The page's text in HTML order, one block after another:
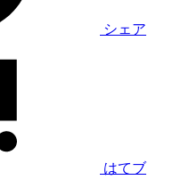
シェア
はてブ